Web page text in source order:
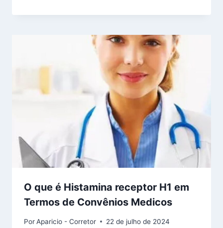
O que é Histamina receptor H1 em
Termos de Convênios Medicos
PorAparicio - Corretor 22 de julho de 2024